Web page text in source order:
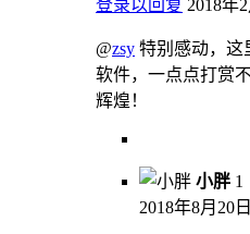
登录以回复 2018年
@zsy 特别感动，这
软件，一点点打赏
辉煌！
小胖 1
2018年8月20